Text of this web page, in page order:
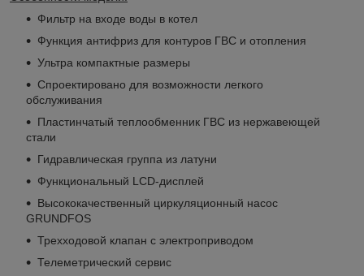
Фильтр на входе воды в котел
Функция антифриз для контуров ГВС и отопления
Ультра компактные размеры
Спроектировано для возможности легкого
обслуживания
Пластинчатый теплообменник ГВС из нержавеющей
стали
Гидравлическая группа из латуни
Функциональный LCD-дисплей
Высококачественный циркуляционный насос
GRUNDFOS
Трехходовой клапан с электроприводом
Телеметрический сервис